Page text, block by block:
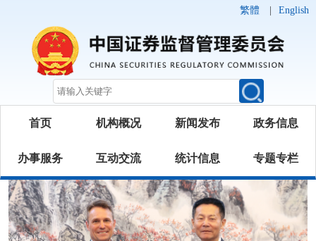
繁體 English
首页 机构概况 新闻发布 政务信息
办事服务 互动交流 统计信息 专题专栏